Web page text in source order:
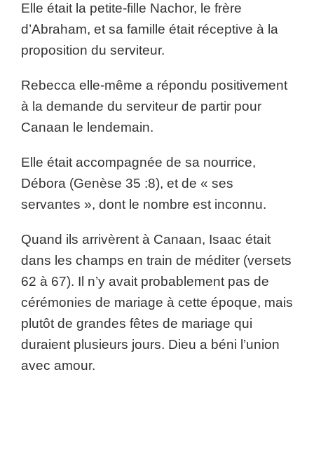
Elle était la petite-fille Nachor, le frère
d’Abraham, et sa famille était réceptive à la
proposition du serviteur.
Rebecca elle-même a répondu positivement
à la demande du serviteur de partir pour
Canaan le lendemain.
Elle était accompagnée de sa nourrice,
Débora (Genèse 35 :8), et de « ses
servantes », dont le nombre est inconnu.
Quand ils arrivèrent à Canaan, Isaac était
dans les champs en train de méditer (versets
62 à 67). Il n’y avait probablement pas de
cérémonies de mariage à cette époque, mais
plutôt de grandes fêtes de mariage qui
duraient plusieurs jours. Dieu a béni l’union
avec amour.